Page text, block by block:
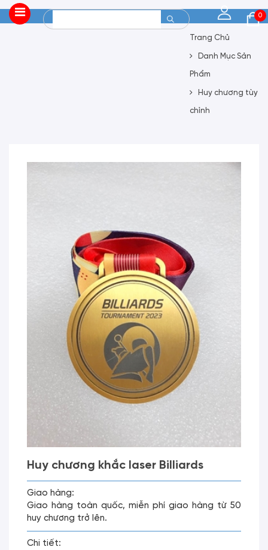
0
Trang Chủ
Danh Mục Sản
Phẩm
Huy chương tùy
chỉnh
Huy chương khắc laser Billiards
Giao hàng:
Giao hàng toàn quốc, miễn phí giao hàng từ 50
huy chương trở lên.
Chi tiết: